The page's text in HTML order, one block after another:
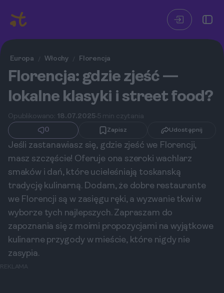
Europa / Włochy / Florencja
Florencja: gdzie zjeść —
lokalne klasyki i street food?
Opublikowano: 18.07.2025 5 min czytania
0
Zapisz Udostępnij
Jeśli zastanawiasz się, gdzie zjeść we Florencji,
masz szczęście! Oferuje ona szeroki wachlarz
smaków i dań, które ucieleśniają toskanską
tradycję kulinarną. Dodam, że dobre restaurante
we Florencji są w zasięgu ręki, a wyzwanie tkwi w
wyborze tych najlepszych. Zapraszam do
zapoznania się z moimi propozycjami na wyjątkowe
kulinarne przygody w mieście, które nigdy nie
zasypia.
REKLAMA